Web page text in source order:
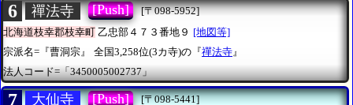
6 禪法寺 [Push]
[〒098-5952]
北海道枝幸郡枝幸町 乙忠部４７３番地９ [地図等]
宗派名=『曹洞宗』
全国3,258位(3カ寺)の『禪法寺』
法人コード=「3450005002737」
7 大仙寺 [Push]
[〒098-5441]